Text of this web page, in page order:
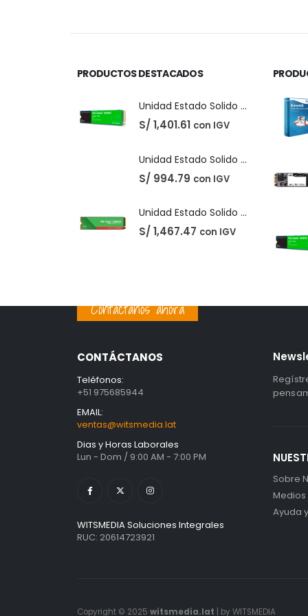
precio precio
PRODUCTOS DESTACADOS
Unidad Estado Solido Western Digital Green SN350 2TB
S/ 1,401.61 con IGV
Unidad Estado Solido Western Digital Green 2TB
S/ 994.79 con IGV
Unidad Estado Solido WD Green SN3000 NVMe 1TB
S/ 1,467.47 con IGV
Contáctanos ahora
CONTÁCTANOS
Teléfonos:
+51 975685944
EMAIL:
ventas@witsmedia.lat
Dias y Horas Laborales
Lun - Dom / 9:00 AM - 7:00 PM
WITSMEDIA Soluciones Integrales
RUC: 20614723921
Sobre
Ayuda
Copyright © 2025 witsmedia.lat | by WITSMEDIA